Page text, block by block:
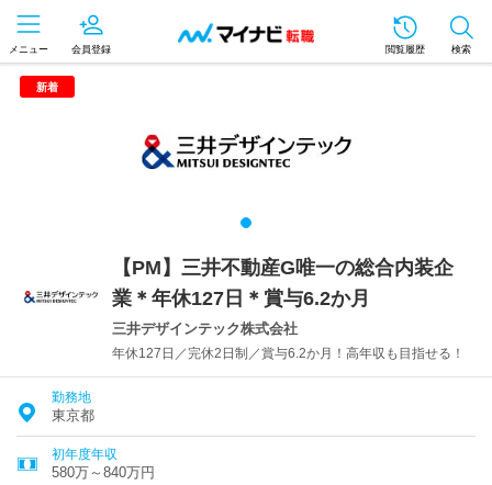
メニュー 会員登録 閲覧履歴 検索
新着
【PM】三井不動産G唯一の総合内装企
業＊年休127日＊賞与6.2か月
三井デザインテック株式会社
年休127日／完休2日制／賞与6.2か月！高年収も目指せる！
勤務地
東京都
初年度年収
580万～840万円